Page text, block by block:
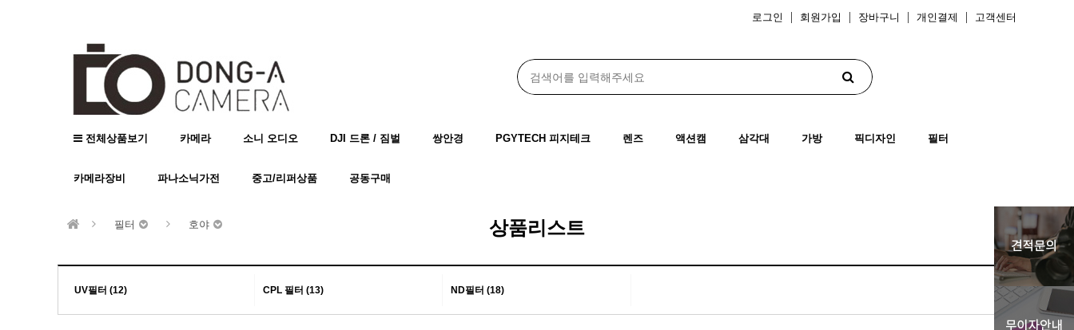
로그인 회원가입 장바구니 개인결제 고객센터
전체상품보기 카메라 소니 오디오 DJI 드론 / 짐벌 쌍안경 PGYTECH 피지테크 렌즈 액션캠 삼각대 가방 픽디자인 필터
카메라장비 파나소닉가전 중고/리퍼상품 공동구매
상품리스트
필터 호야
UV필터 (12) CPL 필터 (13) ND필터 (18)